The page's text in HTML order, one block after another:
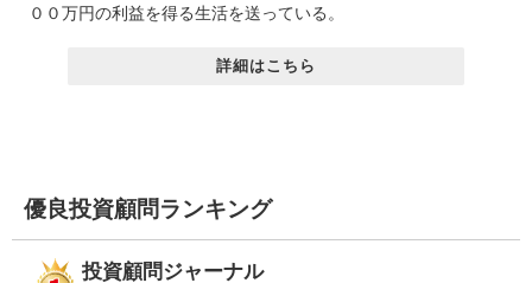
００万円の利益を得る生活を送っている。
詳細はこちら
優良投資顧問ランキング
投資顧問ジャーナル